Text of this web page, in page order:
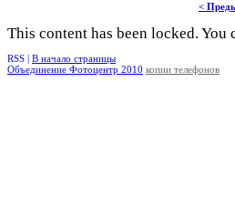
<
This content has been locked.
RSS | В начало страницы
Объединение Фотоцентр 2010 копии телефонов